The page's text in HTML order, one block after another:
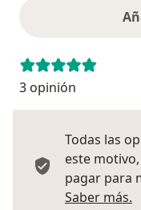
3 opinión
Todas las
este
pagar para
Saber más.